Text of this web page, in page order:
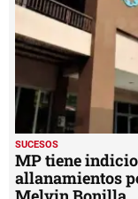
SUCESOS
MP tiene
allanamientos